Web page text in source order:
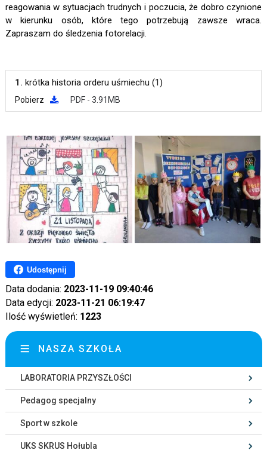
reagowania w sytuacjach trudnych i poczucia, że dobro czynione
w kierunku osób, które tego potrzebują zawsze wraca.
Zapraszam do śledzenia fotorelacji.
1. krótka historia orderu uśmiechu (1)
Pobierz PDF - 3.91MB
Udostępnij
Data dodania: 2023-11-19 09:40:46
Data edycji: 2023-11-21 06:19:47
Ilość wyświetleń: 1223
NASZA SZKOŁA
LABORATORIA PRZYSZŁOŚCI
Pedagog specjalny
Sport w szkole
UKS SKRUS Hołubla